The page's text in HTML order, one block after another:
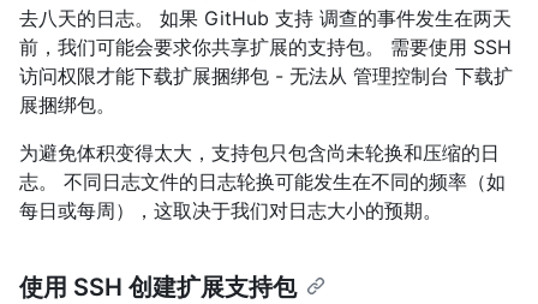
去八天的日志。 如果 GitHub 支持 调查的事件发生在两天
前，我们可能会要求你共享扩展的支持包。 需要使用 SSH
访问权限才能下载扩展捆绑包 - 无法从 管理控制台 下载扩
展捆绑包。
为避免体积变得太大，支持包只包含尚未轮换和压缩的日
志。 不同日志文件的日志轮换可能发生在不同的频率（如
每日或每周），这取决于我们对日志大小的预期。
使用 SSH 创建扩展支持包